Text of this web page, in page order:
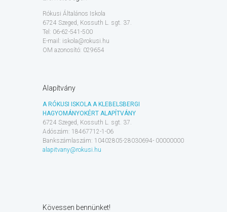
Rókusi Általános Iskola
6724 Szeged, Kossuth L. sgt. 37.
Tel: 06-62-541-500
E-mail: iskola@rokusi.hu
OM azonosító: 029654
Alapítvány
A RÓKUSI ISKOLA A KLEBELSBERGI
HAGYOMÁNYOKÉRT ALAPÍTVÁNY
6724 Szeged, Kossuth L. sgt. 37.
Adószám: 18467712-1-06
Bankszámlaszám: 10402805-28030694- 00000000
alapitvany@rokusi.hu
Kövessen bennünket!